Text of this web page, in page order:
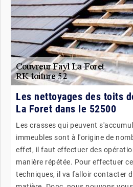
Les nettoyages des toits
La Foret dans le 52500
Les crasses qui peuvent
immeubles sont à l'origine de
effet, il faut effectuer des
manière répétée. Pour effectuer
techniques, il va falloir contacter